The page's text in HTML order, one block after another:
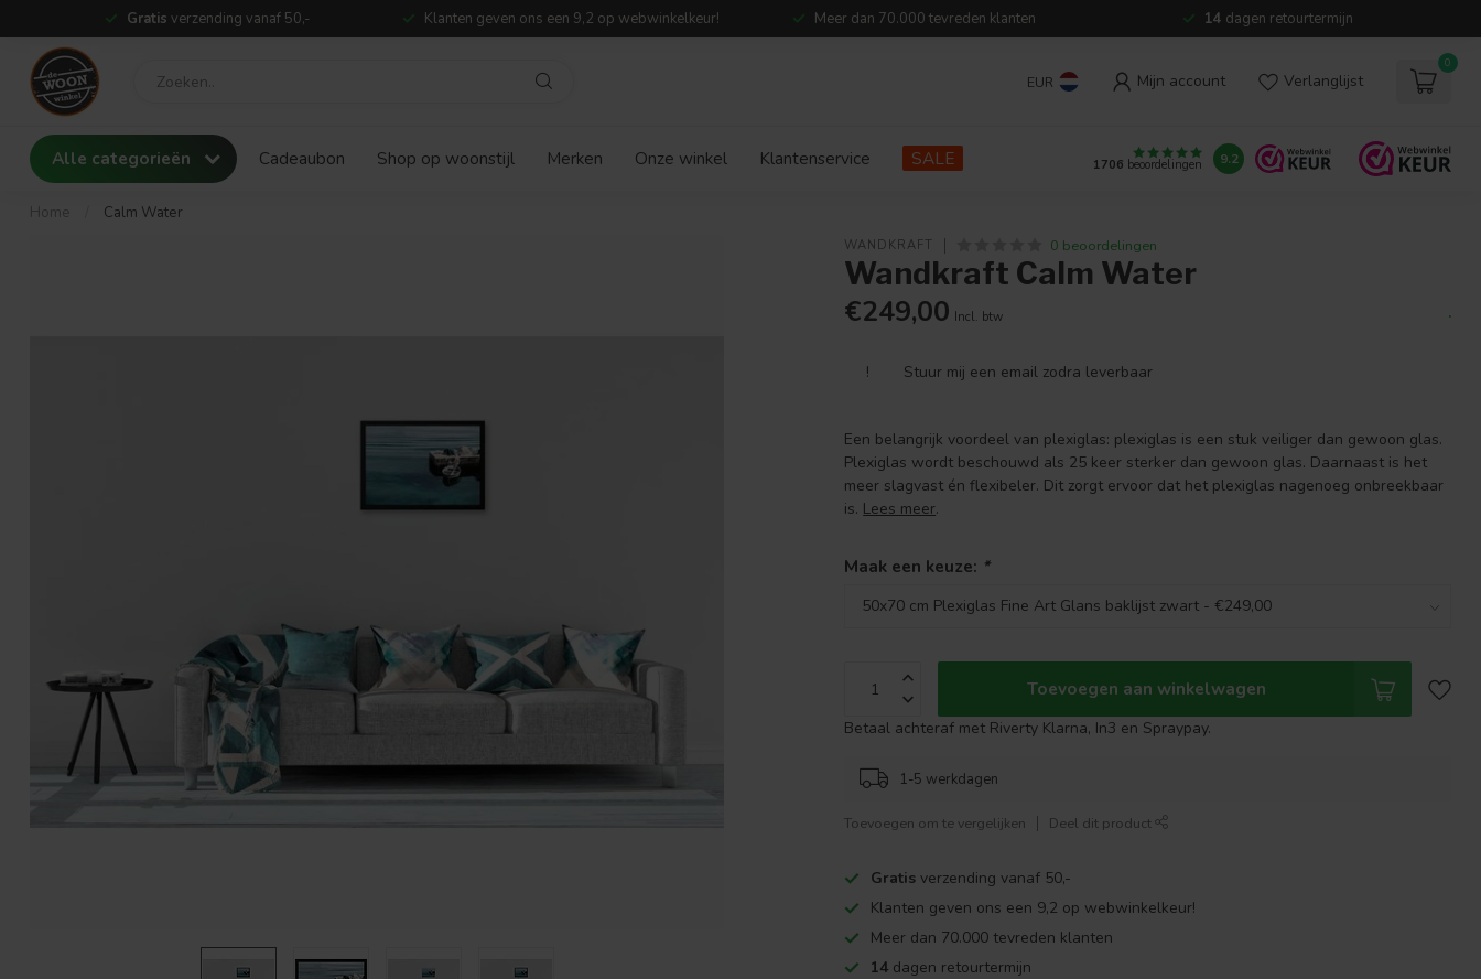
Gratis verzending vanaf 50,- Klanten geven ons een 9,2 op webwinkelkeur! Meer dan 70.000 tevreden klanten 14 dagen retourtermijn
EUR Mijn account Verlanglijst
0
Alle categorieën Cadeaubon Shop op woonstijl Merken Onze winkel Klantenservice SALE 1706 beoordelingen 9.2
Home Calm Water
WANDKRAFT 0 beoordelingen
Wandkraft Calm Water
€249,00 Incl. btw .
! Stuur mij een email zodra leverbaar
Een belangrijk voordeel van plexiglas: plexiglas is een stuk veiliger dan gewoon glas.
Plexiglas wordt beschouwd als 25 keer sterker dan gewoon glas. Daarnaast is het
meer slagvast én flexibeler. Dit zorgt ervoor dat het plexiglas nagenoeg onbreekbaar
is. Lees meer.
Maak een keuze: *
Toevoegen aan winkelwagen
Betaal achteraf met Riverty Klarna, In3 en Spraypay.
1-5 werkdagen
Toevoegen om te vergelijken Deel dit product
Gratis verzending vanaf 50,-
Klanten geven ons een 9,2 op webwinkelkeur!
Meer dan 70.000 tevreden klanten
14 dagen retourtermijn